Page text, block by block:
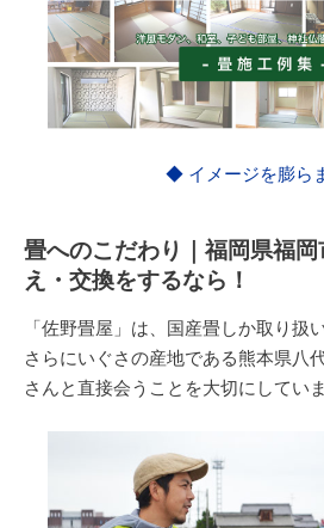
◆ イメージを膨ら
畳へのこだわり｜福岡県福
え・交換をするなら！
「佐野畳屋」は、国産畳しか取り扱
さらにいぐさの産地である熊本県八
さんと直接会うことを大切にしていま